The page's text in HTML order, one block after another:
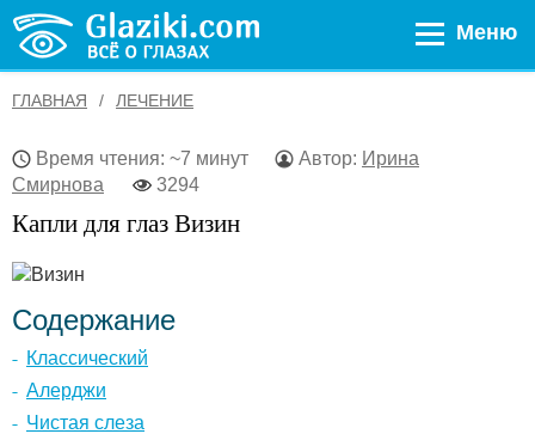
Меню
ГЛАВНАЯ ЛЕЧЕНИЕ
Время чтения: ~7 минут Автор: Ирина
Смирнова
3294
Капли для глаз Визин
Содержание
Классический
Алерджи
Чистая слеза